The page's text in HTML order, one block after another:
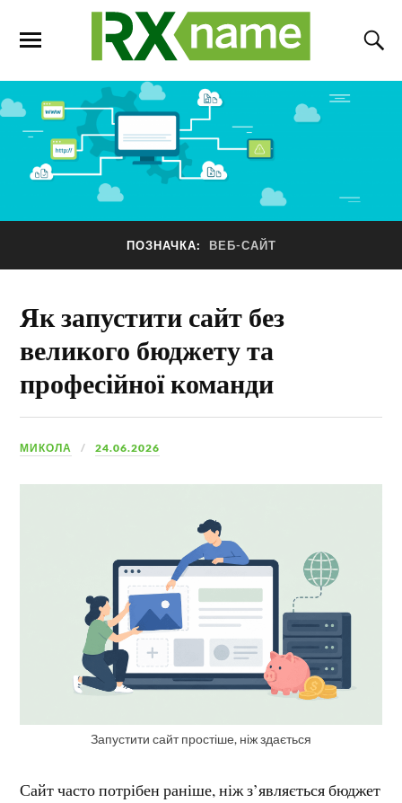
ПОЗНАЧКА: ВЕБ-САЙТ
Як запустити сайт без
великого бюджету та
професійної команди
МИКОЛА 24.06.2026
Запустити сайт простіше, ніж здається
Сайт часто потрібен раніше, ніж з’являється бюджет